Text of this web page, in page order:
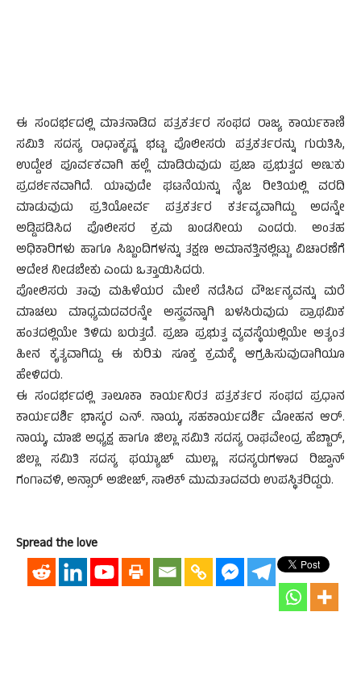
ಈ ಸಂದರ್ಭದಲ್ಲಿ ಮಾತನಾಡಿದ ಪತ್ರಕರ್ತರ ಸಂಘದ ರಾಜ್ಯ ಕಾರ್ಯಕಾಣಿ
ಸಮಿತಿ ಸದಸ್ಯ ರಾಧಾಕೃಷ್ಣ ಭಟ್ಟ ಪೊಲೀಸರು ಪತ್ರಕರ್ತರನ್ನು ಗುರುತಿಸಿ,
ಉದ್ದೇಶ ಪೂರ್ವಕವಾಗಿ ಹಲ್ಲೆ ಮಾಡಿರುವುದು ಪ್ರಜಾ ಪ್ರಭುತ್ವದ ಅಣುಕು
ಪ್ರದರ್ಶನವಾಗಿದೆ. ಯಾವುದೇ ಘಟನೆಯನ್ನು ನೈಜ ರೀತಿಯಲ್ಲಿ ವರದಿ
ಮಾಡುವುದು ಪ್ರತಿಯೋರ್ವ ಪತ್ರಕರ್ತರ ಕರ್ತವ್ಯವಾಗಿದ್ದು ಅದನ್ನೇ
ಅಡ್ಡಿಪಡಿಸಿದ ಪೊಲೀಸರ ಕ್ರಮ ಖಂಡನೀಯ ಎಂದರು. ಅಂತಹ
ಅಧಿಕಾರಿಗಳು ಹಾಗೂ ಸಿಬ್ಬಂದಿಗಳನ್ನು ತಕ್ಷಣ ಅಮಾನತ್ತಿನಲ್ಲಿಟ್ಟು ವಿಚಾರಣೆಗೆ
ಆದೇಶ ನೀಡಬೇಕು ಎಂದು ಒತ್ತಾಯಿಸಿದರು.
ಪೋಲಿಸರು ತಾವು ಮಹಿಳೆಯರ ಮೇಲೆ ನಡೆಸಿದ ದೌರ್ಜನ್ಯವನ್ನು ಮರೆ
ಮಾಚಲು ಮಾಧ್ಯಮದವರನ್ನೇ ಅಸ್ತ್ರವನ್ನಾಗಿ ಬಳಸಿರುವುದು ಪ್ರಾಥಮಿಕ
ಹಂತದಲ್ಲಿಯೇ ತಿಳಿದು ಬರುತ್ತದೆ. ಪ್ರಜಾ ಪ್ರಭುತ್ವ ವ್ಯವಸ್ಥೆಯಲ್ಲಿಯೇ ಅತ್ಯಂತ
ಹೀನ ಕೃತ್ಯವಾಗಿದ್ದು ಈ ಕುರಿತು ಸೂಕ್ತ ಕ್ರಮಕ್ಕೆ ಆಗ್ರಹಿಸುವುದಾಗಿಯೂ
ಹೇಳಿದರು.
ಈ ಸಂದರ್ಭದಲ್ಲಿ ತಾಲೂಕಾ ಕಾರ್ಯನಿರತ ಪತ್ರಕರ್ತರ ಸಂಘದ ಪ್ರಧಾನ
ಕಾರ್ಯದರ್ಶಿ ಭಾಸ್ಕರ ಎನ್. ನಾಯ್ಕ, ಸಹಕಾರ್ಯದರ್ಶಿ ಮೋಹನ ಆರ್.
ನಾಯ್ಕ, ಮಾಜಿ ಅಧ್ಯಕ್ಷ ಹಾಗೂ ಜಿಲ್ಲಾ ಸಮಿತಿ ಸದಸ್ಯ ರಾಘವೇಂದ್ರ ಹೆಬ್ಬಾರ್,
ಜಿಲ್ಲಾ ಸಮಿತಿ ಸದಸ್ಯ ಫಯ್ಯಾಜ್ ಮುಲ್ಲಾ, ಸದಸ್ಯರುಗಳಾದ ರಿಜ್ವಾನ್
ಗಂಗಾವಳಿ, ಅನ್ಸಾರ್ ಅಜೀಜ್, ಸಾಲಿಕ್ ಮುಮತಾದವರು ಉಪಸ್ಥಿತರಿದ್ದರು.
Spread the love